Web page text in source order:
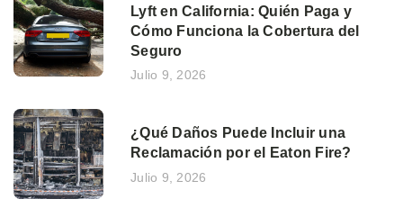
Lyft en California: Quién Paga y
Cómo Funciona la Cobertura del
Seguro
Julio 9, 2026
¿Qué Daños Puede Incluir una
Reclamación por el Eaton Fire?
Julio 9, 2026